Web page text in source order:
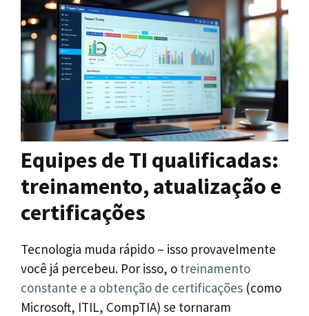
Equipes de TI qualificadas:
treinamento, atualização e
certificações
Tecnologia muda rápido – isso provavelmente
você já percebeu. Por isso, o treinamento
constante e a obtenção de certificações (como
Microsoft, ITIL, CompTIA) se tornaram